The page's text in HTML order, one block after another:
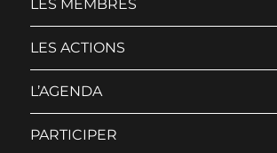
LES MEMBRES
LES ACTIONS
L’AGENDA
PARTICIPER